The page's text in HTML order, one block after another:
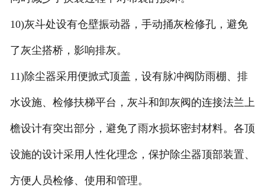
10)灰斗处设有仓壁振动器，手动捅灰检修孔，避免
了灰尘搭桥，影响排灰。
11)除尘器采用便掀式顶盖，设有脉冲阀防雨棚、排
水设施、检修扶梯平台，灰斗和卸灰阀的连接法兰上
檐设计有突出部分，避免了雨水损坏密封材料。各顶
设施的设计采用人性化理念，保护除尘器顶部装置、
方便人员检修、使用和管理。